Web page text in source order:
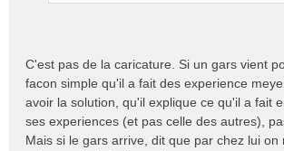
C'est pas de la caricature. Si un gars vient
facon simple qu'il a fait des experience
avoir la solution, qu'il explique ce qu'il a fait
ses experiences (et pas celle des autres),
Mais si le gars arrive, dit que par chez lui on